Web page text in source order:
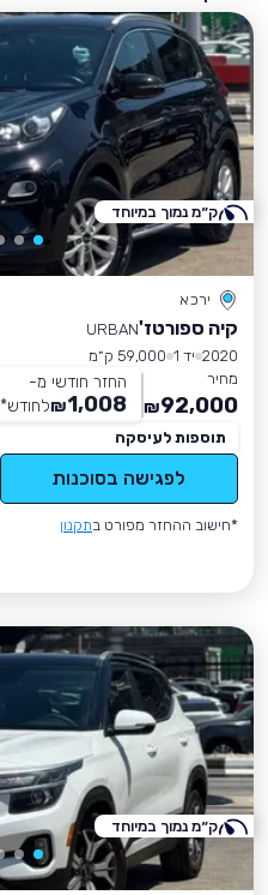
ירכא
קיה ספורטז'URBAN
2020 יד 1
59,000 ק״מ
מחיר
92,000
₪
החזר חודשי מ-
1,008
₪לחודש*
תוספות לעיסקה
לפגישה בסוכנות
*חישוב ההחזר מפורט בתקנון
ק״מ נמוך במיוחד
ק״מ נמוך במיוחד